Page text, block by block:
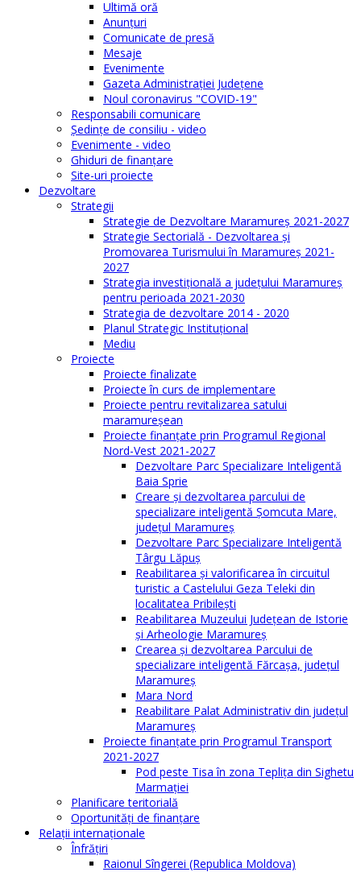
Ultimă oră
Anunţuri
Comunicate de presă
Mesaje
Evenimente
Gazeta Administraţiei Judeţene
Noul coronavirus "COVID-19"
Responsabili comunicare
Şedinţe de consiliu - video
Evenimente - video
Ghiduri de finanţare
Site-uri proiecte
Dezvoltare
Strategii
Strategie de Dezvoltare Maramureș 2021-2027
Strategie Sectorială - Dezvoltarea și
Promovarea Turismului în Maramureș 2021-
2027
Strategia investiţională a județului Maramureș
pentru perioada 2021-2030
Strategia de dezvoltare 2014 - 2020
Planul Strategic Instituţional
Mediu
Proiecte
Proiecte finalizate
Proiecte în curs de implementare
Proiecte pentru revitalizarea satului
maramureşean
Proiecte finanțate prin Programul Regional
Nord-Vest 2021-2027
Dezvoltare Parc Specializare Inteligentă
Baia Sprie
Creare și dezvoltarea parcului de
specializare inteligentă Șomcuta Mare,
județul Maramureș
Dezvoltare Parc Specializare Inteligentă
Târgu Lăpuș
Reabilitarea și valorificarea în circuitul
turistic a Castelului Geza Teleki din
localitatea Pribilești
Reabilitarea Muzeului Județean de Istorie
și Arheologie Maramureș
Crearea și dezvoltarea Parcului de
specializare inteligentă Fărcașa, județul
Maramureș
Mara Nord
Reabilitare Palat Administrativ din județul
Maramureș
Proiecte finanțate prin Programul Transport
2021-2027
Pod peste Tisa în zona Teplița din Sighetu
Marmației
Planificare teritorială
Oportunităţi de finanţare
Relaţii internaţionale
Înfrăţiri
Raionul Sîngerei (Republica Moldova)